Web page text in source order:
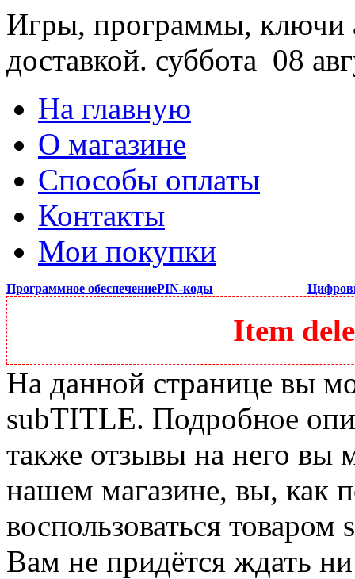
Игры, программы, ключи
доставкой. суббота 08
На главную
О магазине
Способы оплаты
Контакты
Мои покупки
Программное обеспечениеPIN-коды
Item
На данной странице вы
subTITLE. Подробное
также отзывы на него вы
нашем магазине, вы, как
воспользоваться
Вам не придётся ждать